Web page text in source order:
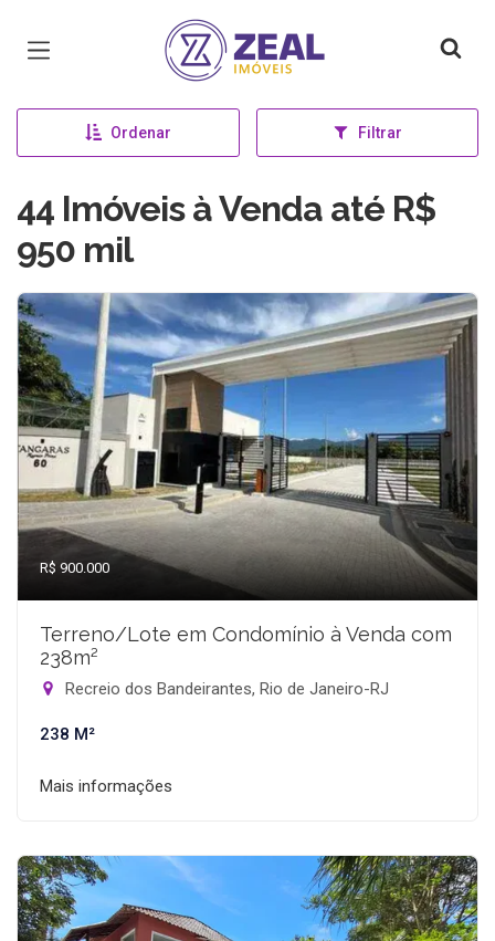
Página inicial
Ordenar Filtrar
44 Imóveis à Venda até R$
950 mil
R$ 900.000
Terreno/Lote em Condomínio à Venda com
238m²
Recreio dos Bandeirantes, Rio de Janeiro-RJ
238 M²
Mais informações